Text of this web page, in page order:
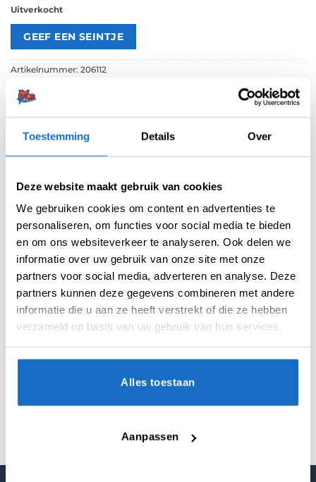
Toestemming Details Over
Deze website maakt gebruik van cookies
We gebruiken cookies om content en advertenties te
personaliseren, om functies voor social media te bieden
en om ons websiteverkeer te analyseren. Ook delen we
informatie over uw gebruik van onze site met onze
partners voor social media, adverteren en analyse. Deze
partners kunnen deze gegevens combineren met andere
informatie die u aan ze heeft verstrekt of die ze hebben
verzameld op basis van uw gebruik van hun services.
Alles toestaan
Aanpassen
Uitverkocht
Artikelnummer: 206112
Categorieën: Spelers Dartpijlen,
Unicorn Dartpijlen
AANVULLENDE INFORMATIE
23 gr.